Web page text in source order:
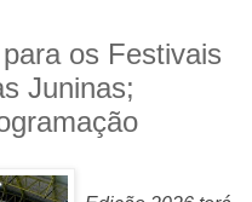
os Festivais
Juninas;